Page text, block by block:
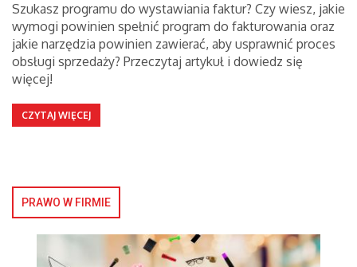
Szukasz programu do wystawiania faktur? Czy wiesz, jakie
wymogi powinien spełnić program do fakturowania oraz
jakie narzędzia powinien zawierać, aby usprawnić proces
obsługi sprzedaży? Przeczytaj artykuł i dowiedz się
więcej!
CZYTAJ WIĘCEJ
PRAWO W FIRMIE